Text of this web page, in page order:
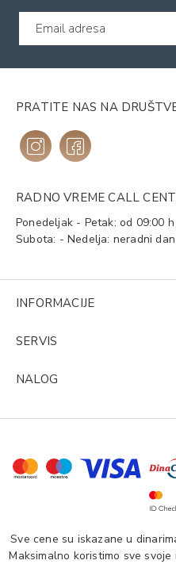
PRATITE NAS NA
RADNO VREME CALL
Ponedeljak - Petak: od 09:00
Subota: - Nedelja: neradni dan
INFORMACIJE
SERVIS
NALOG
Sve cene su iskazane u
Maksimalno koristimo sve